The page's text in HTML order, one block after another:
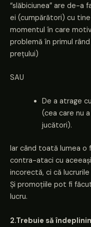
“slăbiciunea” are de-a
ei (cumpărători) cu
momentul în care
problemă în primul
prețului)
SAU
De a atrage
(cea care nu
jucători).
Iar când toată lumea o
contra-ataci cu
incorectă, ci că
Și promoțiile pot fi
lucru.
2.Trebuie să